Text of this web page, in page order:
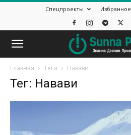
Спецпроекты Избранное
Главная Теги Навави
Тег: Навави